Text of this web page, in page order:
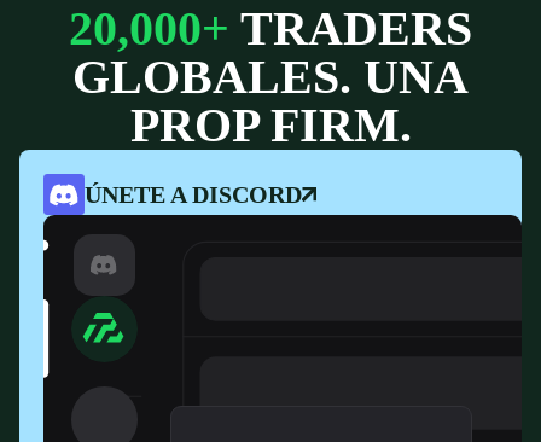
20,000+ TRADERS
GLOBALES. UNA
PROP FIRM.
ÚNETE A DISCORD